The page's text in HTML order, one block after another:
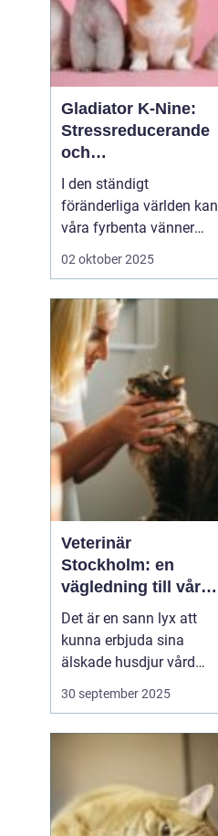
Gladiator K-Nine:
Stressreducerande
och
ångestdämpande
hundhalsband
I den ständigt
föränderliga världen kan
våra fyrbenta vänner
uppleva att livet blir
mänskliga problem;
många hundägare kan
intyga att d...
02 oktober 2025
Veterinär
Stockholm: en
vägledning till vård i
hemmiljö
Det är en sann lyx att
kunna erbjuda sina
älskade husdjur vård
direkt i hemmet. I
storstaden, där tiden
professionell veterinär
en högst v&aum...
30 september 2025